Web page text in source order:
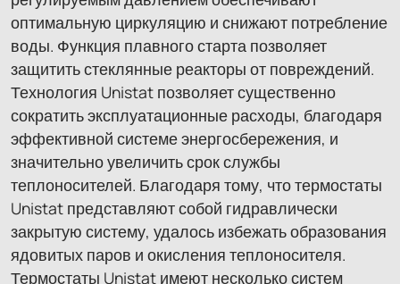
оптимальную циркуляцию и снижают потребление
воды. Функция плавного старта позволяет
защитить стеклянные реакторы от повреждений.
Технология Unistat позволяет существенно
сократить эксплуатационные расходы, благодаря
эффективной системе энергосбережения, и
значительно увеличить срок службы
теплоносителей. Благодаря тому, что термостаты
Unistat представляют собой гидравлически
закрытую систему, удалось избежать образования
ядовитых паров и окисления теплоносителя.
Термостаты Unistat имеют несколько систем